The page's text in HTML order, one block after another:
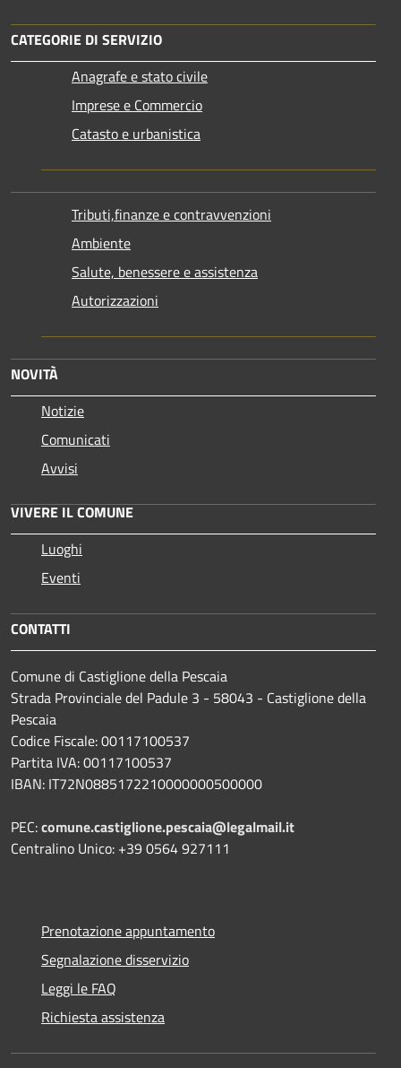
CATEGORIE DI SERVIZIO
Anagrafe e stato civile
Imprese e Commercio
Catasto e urbanistica
Tributi,finanze e contravvenzioni
Ambiente
Salute, benessere e assistenza
Autorizzazioni
NOVITÀ
Notizie
Comunicati
Avvisi
VIVERE IL COMUNE
Luoghi
Eventi
CONTATTI
Comune di Castiglione della Pescaia
Strada Provinciale del Padule 3 - 58043 - Castiglione della
Pescaia
Codice Fiscale: 00117100537
Partita IVA: 00117100537
IBAN: IT72N0885172210000000500000
PEC:comune.castiglione.pescaia@legalmail.it
Centralino Unico: +39 0564 927111
Prenotazione appuntamento
Segnalazione disservizio
Leggi le FAQ
Richiesta assistenza